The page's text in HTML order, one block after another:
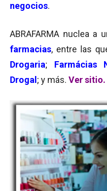
negocios.
ABRAFARMA nuclea a
farmacias, entre las
Drogaria; Farmácias
Drogal ; y más. Ver sitio.